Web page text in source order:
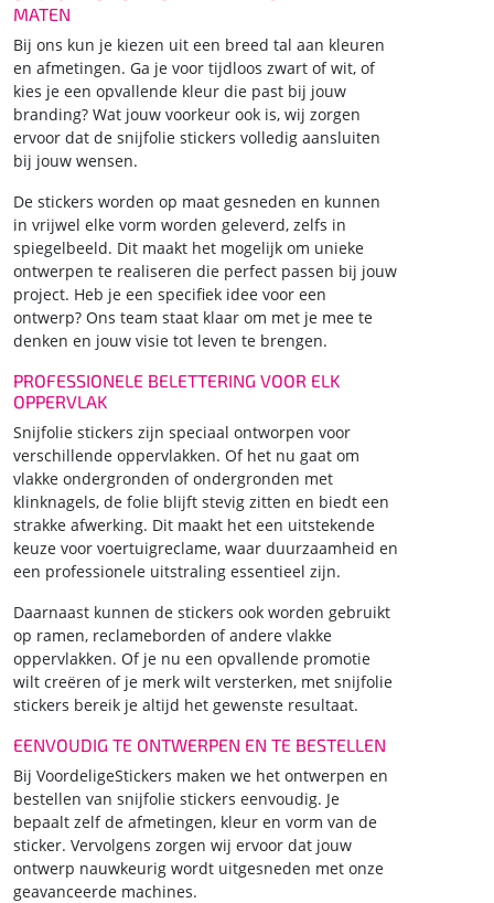
MATEN
Bij ons kun je kiezen uit een breed tal aan kleuren
en afmetingen. Ga je voor tijdloos zwart of wit, of
kies je een opvallende kleur die past bij jouw
branding? Wat jouw voorkeur ook is, wij zorgen
ervoor dat de snijfolie stickers volledig aansluiten
bij jouw wensen.
De stickers worden op maat gesneden en kunnen
in vrijwel elke vorm worden geleverd, zelfs in
spiegelbeeld. Dit maakt het mogelijk om unieke
ontwerpen te realiseren die perfect passen bij jouw
project. Heb je een specifiek idee voor een
ontwerp? Ons team staat klaar om met je mee te
denken en jouw visie tot leven te brengen.
PROFESSIONELE BELETTERING VOOR ELK
OPPERVLAK
Snijfolie stickers zijn speciaal ontworpen voor
verschillende oppervlakken. Of het nu gaat om
vlakke ondergronden of ondergronden met
klinknagels, de folie blijft stevig zitten en biedt een
strakke afwerking. Dit maakt het een uitstekende
keuze voor voertuigreclame, waar duurzaamheid en
een professionele uitstraling essentieel zijn.
Daarnaast kunnen de stickers ook worden gebruikt
op ramen, reclameborden of andere vlakke
oppervlakken. Of je nu een opvallende promotie
wilt creëren of je merk wilt versterken, met snijfolie
stickers bereik je altijd het gewenste resultaat.
EENVOUDIG TE ONTWERPEN EN TE BESTELLEN
Bij VoordeligeStickers maken we het ontwerpen en
bestellen van snijfolie stickers eenvoudig. Je
bepaalt zelf de afmetingen, kleur en vorm van de
sticker. Vervolgens zorgen wij ervoor dat jouw
ontwerp nauwkeurig wordt uitgesneden met onze
geavanceerde machines.